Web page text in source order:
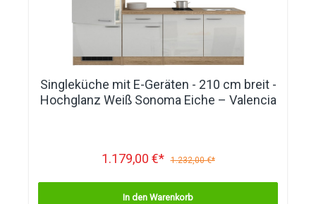
Singleküche mit E-Geräten - 210 cm breit -
Hochglanz Weiß Sonoma Eiche – Valencia
1.179,00 €* 1.232,00 €*
In den Warenkorb